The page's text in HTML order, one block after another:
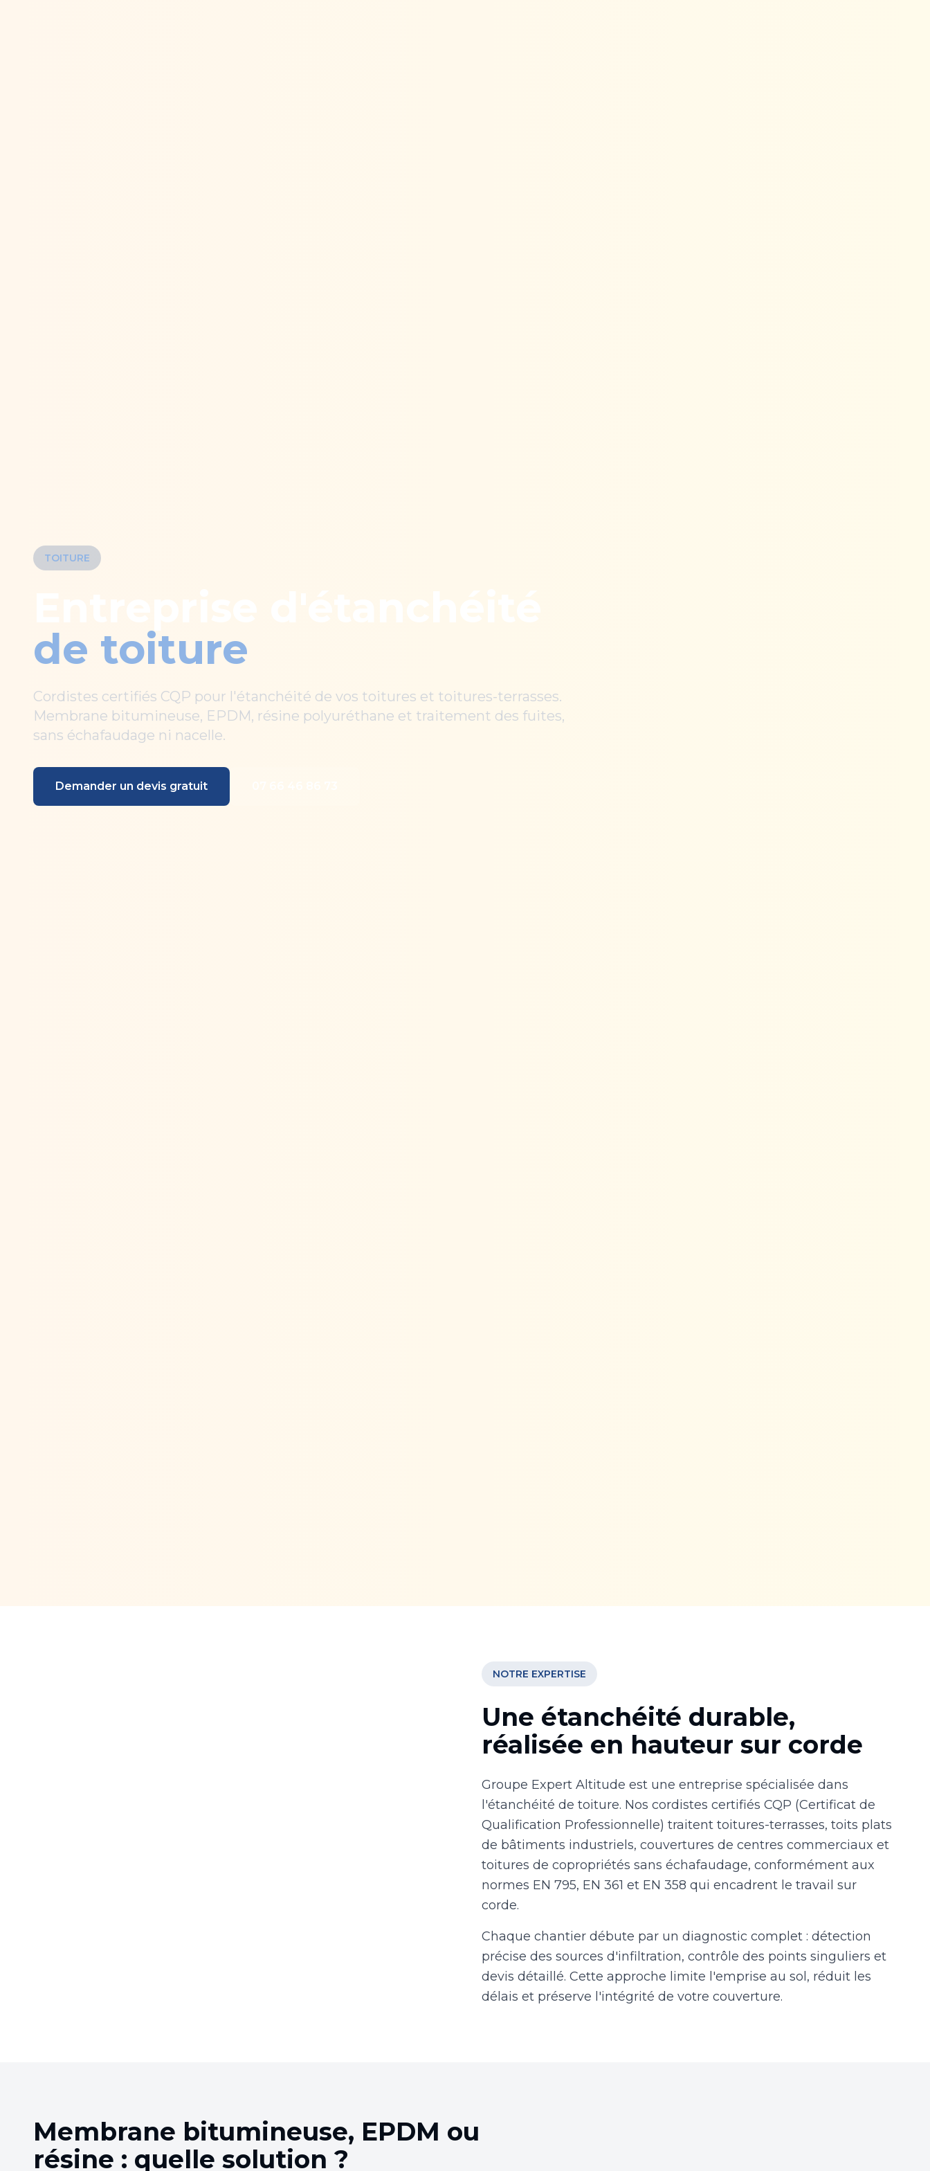
TOITURE
de toiture
Cordistes certifiés CQP pour l'étanchéité de vos toitures et toitures-terrasses.
Membrane bitumineuse, EPDM, résine polyuréthane et traitement des fuites,
sans échafaudage ni nacelle.
Demander un devis gratuit
NOTRE EXPERTISE
Une étanchéité durable,
réalisée en hauteur sur corde
Groupe Expert Altitude est une entreprise spécialisée dans
l'étanchéité de toiture. Nos cordistes certifiés CQP (Certificat de
Qualification Professionnelle) traitent toitures-terrasses, toits plats
de bâtiments industriels, couvertures de centres commerciaux et
toitures de copropriétés sans échafaudage, conformément aux
normes EN 795, EN 361 et EN 358 qui encadrent le travail sur
corde.
Chaque chantier débute par un diagnostic complet : détection
précise des sources d'infiltration, contrôle des points singuliers et
devis détaillé. Cette approche limite l'emprise au sol, réduit les
délais et préserve l'intégrité de votre couverture.
Membrane bitumineuse, EPDM ou
résine : quelle solution ?